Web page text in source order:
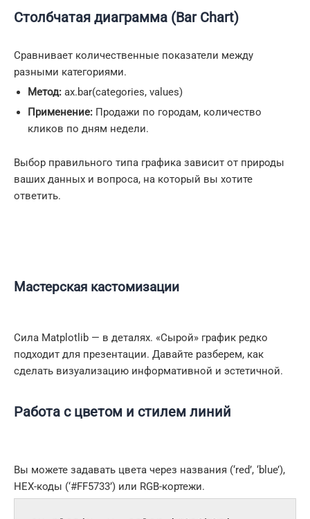
Столбчатая диаграмма (Bar Chart)
Сравнивает количественные показатели между
разными категориями.
Метод: ax.bar(categories, values)
Применение: Продажи по городам, количество
кликов по дням недели.
Выбор правильного типа графика зависит от природы
ваших данных и вопроса, на который вы хотите
ответить.
Мастерская кастомизации
Сила Matplotlib — в деталях. «Сырой» график редко
подходит для презентации. Давайте разберем, как
сделать визуализацию информативной и эстетичной.
Работа с цветом и стилем линий
Вы можете задавать цвета через названия (‘red’, ‘blue’),
HEX-коды (‘#FF5733’) или RGB-кортежи.